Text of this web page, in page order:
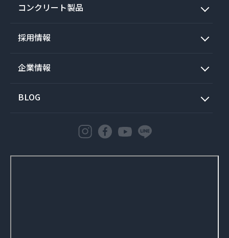
コンクリート製品
採用情報
企業情報
BLOG